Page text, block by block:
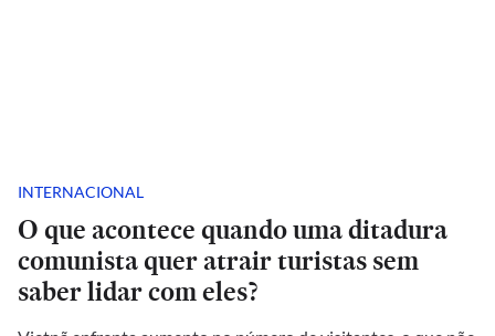
INTERNACIONAL
O que acontece quando uma ditadura
comunista quer atrair turistas sem
saber lidar com eles?